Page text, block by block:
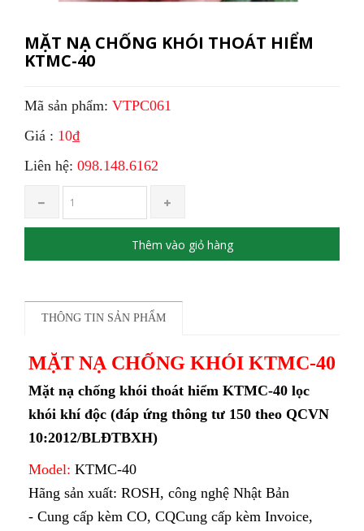
MẶT NẠ CHỐNG KHÓI THOÁT HIỂM
KTMC-40
Mã sản phẩm: VTPC061
Giá : 10₫
Liên hệ: 098.148.6162
Thêm vào giỏ hàng
THÔNG TIN SẢN PHẨM
MẶT NẠ CHỐNG KHÓI KTMC-40
Mặt nạ chống khói thoát hiểm KTMC-40 lọc
khói khí độc (đáp ứng thông tư 150 theo QCVN
10:2012/BLĐTBXH)
Model: KTMC-40
Hãng sản xuất: ROSH, công nghệ Nhật Bản
- Cung cấp kèm CO, CQCung cấp kèm Invoice,